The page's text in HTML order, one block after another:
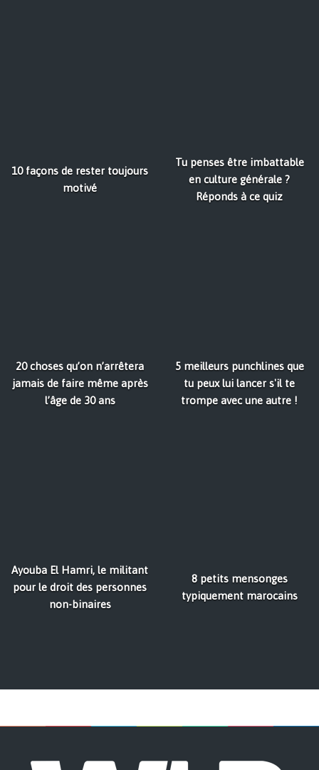
10 façons de rester toujours
motivé
Tu penses être imbattable
en culture générale ?
Réponds à ce quiz
20 choses qu’on n’arrêtera
jamais de faire même après
l’âge de 30 ans
5 meilleurs punchlines que
tu peux lui lancer s'il te
trompe avec une autre !
Ayouba El Hamri, le militant
pour le droit des personnes
non-binaires
8 petits mensonges
typiquement marocains